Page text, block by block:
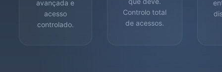
avançada e
acesso
controlado.
Controlo total
de acessos.